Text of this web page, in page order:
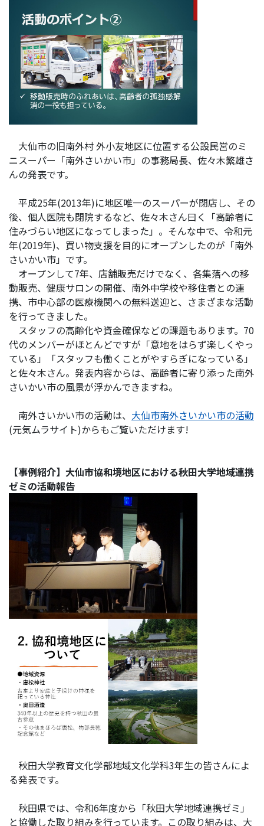
大仙市の旧南外村 外小友地区に位置する公設民営のミ
ニスーパー「南外さいかい市」の事務局長、佐々木繁雄さ
んの発表です。
平成25年(2013年)に地区唯一のスーパーが閉店し、その
後、個人医院も閉院するなど、佐々木さん曰く「高齢者に
住みづらい地区になってしまった」。そんな中で、令和元
年(2019年)、買い物支援を目的にオープンしたのが「南外
さいかい市」です。
オープンして7年、店舗販売だけでなく、各集落への移
動販売、健康サロンの開催、南外中学校や移住者との連
携、市中心部の医療機関への無料送迎と、さまざまな活動
を行ってきました。
スタッフの高齢化や資金確保などの課題もあります。70
代のメンバーがほとんどですが「意地をはらず楽しくやっ
ている」「スタッフも働くことがやすらぎになっている」
と佐々木さん。発表内容からは、高齢者に寄り添った南外
さいかい市の風景が浮かんできますね。
南外さいかい市の活動は、 大仙市南外さいかい市の活動
(元気ムラサイト)からもご覧いただけます!
【事例紹介】 大仙市協和境地区における秋田大学地域連携
ゼミの活動報告
秋田大学教育文化学部地域文化学科3年生の皆さんによ
る発表です。
秋田県では、令和6年度から「秋田大学地域連携ゼミ」
と協働した取り組みを行っています。この取り組みは、大